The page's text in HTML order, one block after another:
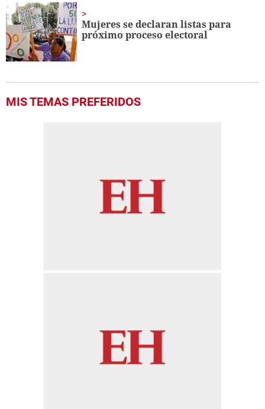
Mujeres se declaran listas para
próximo proceso electoral
MIS TEMAS PREFERIDOS